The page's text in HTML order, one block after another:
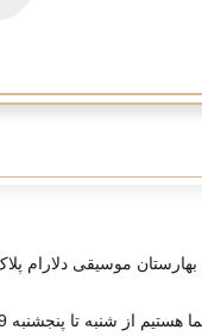
موسیقی دلارام پلاک
از شنبه تا پنجشنبه 9-19